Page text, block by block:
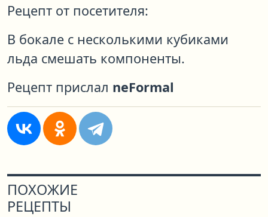
Рецепт от посетителя:
В бокале с несколькими кубиками
льда смешать компоненты.
Рецепт прислал neFormal
ПОХОЖИЕ
РЕЦЕПТЫ